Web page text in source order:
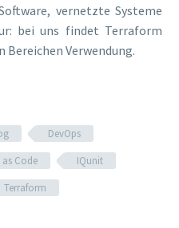
vernetzte Systeme
bei uns findet Terraform
Verwendung.
DevOps
Code
IQunit
Terraform